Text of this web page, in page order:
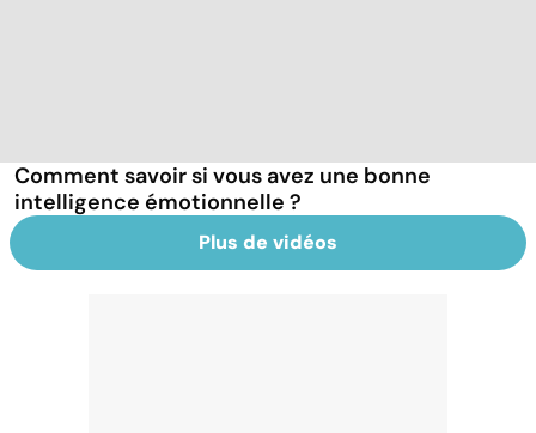
Comment savoir si vous avez une bonne
intelligence émotionnelle ?
Plus de vidéos